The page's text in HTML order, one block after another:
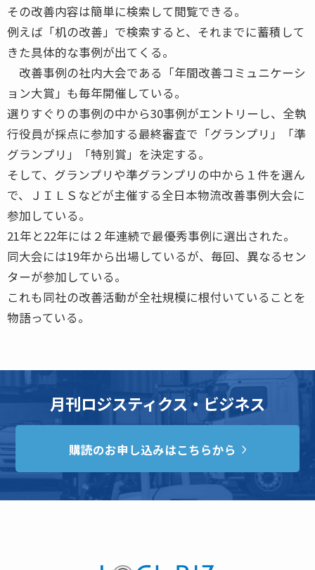
その改善内容は簡単に検索して閲覧できる。
例えば「机の改善」で検索すると、それまでに蓄積して
きた具体的な事例が出てくる。
改善事例の社内大会である「年間改善コミュニケーシ
ョン大賞」も毎年開催している。
選りすぐりの事例の中から30事例がエントリーし、全執
行役員が採点に参加する最終審査で「グランプリ」「準
グランプリ」「特別賞」を決定する。
そして、グランプリや準グランプリの中から１件を選ん
で、ＪＩＬＳなどが主催する全日本物流改善事例大会に
参加している。
21年と22年には２年連続で最優秀事例に選出された。
同大会には19年から出場しているが、毎回、異なるセン
ターが参加している。
これも同社の改善活動が全社規模に根付いていることを
物語っている。
月刊ロジスティクス・ビジネス
購読のお申し込みはこちらから